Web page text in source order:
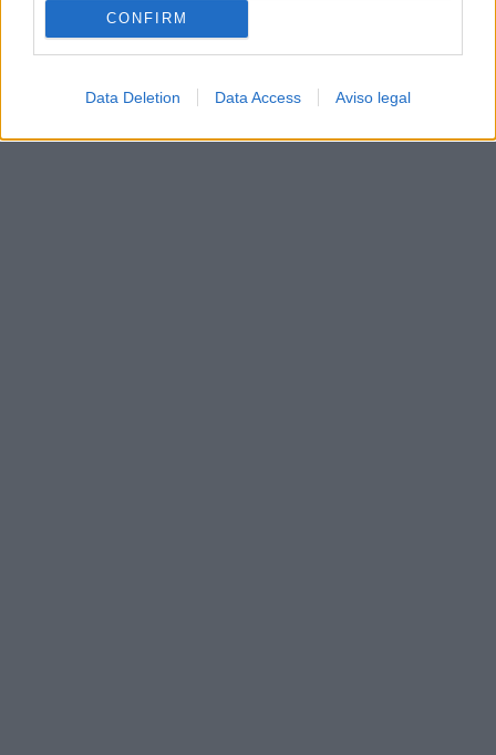
CONFIRM
Data Deletion Data Access Aviso legal